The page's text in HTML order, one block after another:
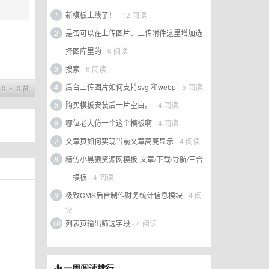
0 ∙ 0 赞
1 新模板上线了！
- 12 阅读
2
是否可以在上传图片、上传附件这里增加选
择图库里的 - 6 阅读
3
搜索- 6 阅读
4
后台上传图片如何支持svg 和webp- 5 阅读
5
购买模板安装后一片空白。
- 4 阅读
6
哪位老大仿一个这个模板啊- 4 阅读
7
文章页如何实现当前文章高亮显示- 4 阅读
8
精仿小黑猿资源网模板-文章/下载/导航/三合
一模板 - 4 阅读
9
极致CMS后台制作财务统计信息模块- 4 阅
读
10 列表页输出筛选字段- 4 阅读